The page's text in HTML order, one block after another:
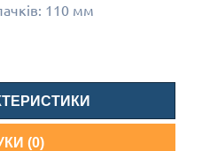
110 мм
(0)